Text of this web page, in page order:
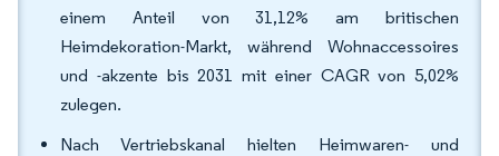
einem Anteil von 31,12% am britischen
Heimdekoration-Markt, während Wohnaccessoires
und -akzente bis 2031 mit einer CAGR von 5,02%
zulegen.
Nach Vertriebskanal hielten Heimwaren- und